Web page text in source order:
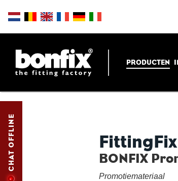
PRODUCTEN
CHAT OFFLINE BONFIX
Promotiemateriaal